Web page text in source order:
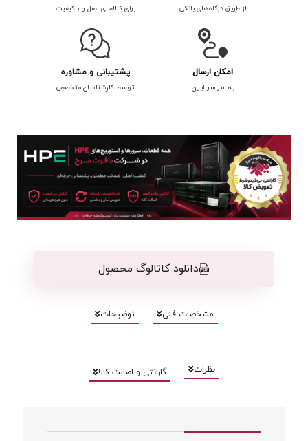
از طریق درگاه‌های بانکی برای کالاهای اصل و باکیفیت
امکان ارسال
به سراسر ایران
پشتیبانی و مشاوره
توسط کارشناسان متخصص
دانلود کاتالوگ محصول
مشخصات فنی توضیحات
نظرات گارانتی و اصالت کالا